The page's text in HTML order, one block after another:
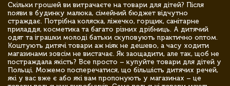
Скільки грошей ви витрачаєте на товари для дітей? Після
появи в будинку малюка, сімейний бюджет відчутно
страждає. Потрібна коляска, ліжечко, горщик, санітарне
приладдя, косметика та багато різних дрібниць. А дитячий
одяг та іграшки молоді батьки скуповують практично оптом.
Коштують дитячі товари аж ніяк не дешево, а часу ходити
магазинами зовсім не вистачає. Як заощадити, але так, щоб не
постраждала якість? Все просто – купуйте товари для дітей у
Польщі. Можемо посперечатися, що більшість дитячих речей,
які у вас вже є або які вам пропонують у магазинах – це